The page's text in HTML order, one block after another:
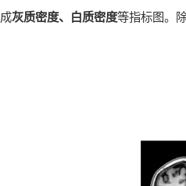
成灰质密度、白质密度等指标图。